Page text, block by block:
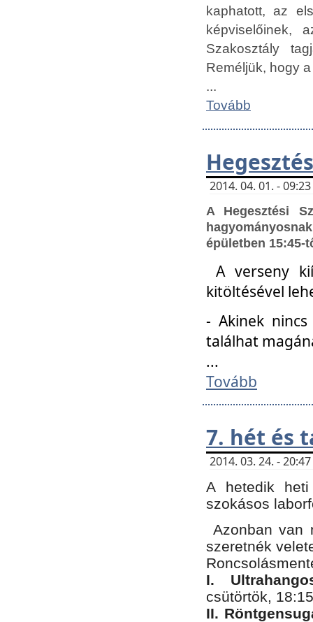
kaphatott, az
képviselőinek,
Szakosztály
Reméljük, hogy
...
Tovább
2014. 04. 01. -
A Hegesztési
épületben 15:45-
A verseny
kitöltésével
- Akinek
találhat
...
Tovább
7. hét és
2014. 03. 24. -
A hetedik
szokásos
Azonban van
szeretnék
I.
csütörtök,
II.